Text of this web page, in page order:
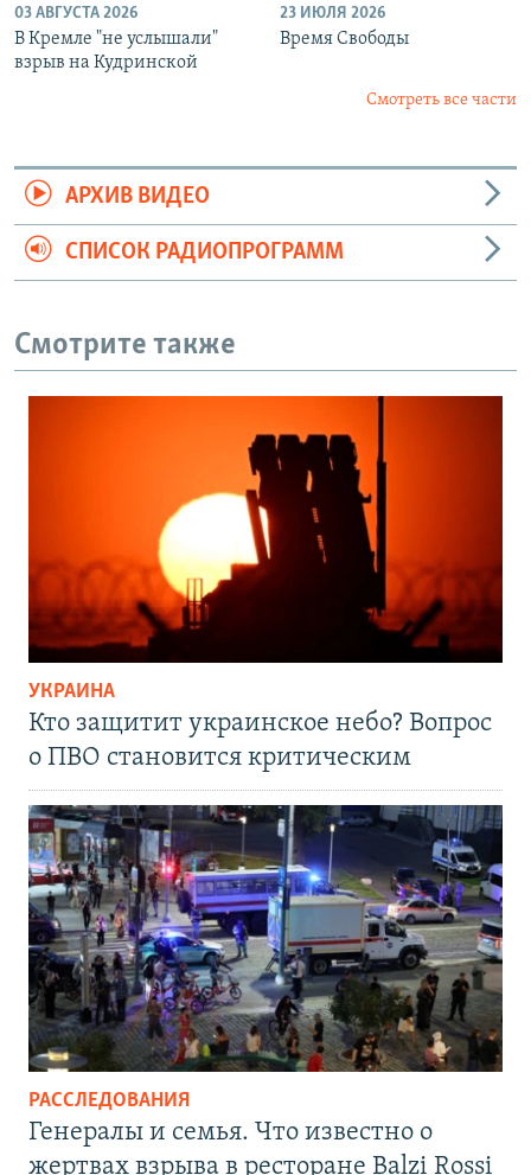
03 АВГУСТА 2026
В Кремле "не услышали"
взрыв на Кудринской
23 ИЮЛЯ 2026
Время Свободы
Смотреть все части
АРХИВ ВИДЕО
СПИСОК РАДИОПРОГРАММ
Смотрите также
УКРАИНА
Кто защитит украинское небо? Вопрос
о ПВО становится критическим
РАССЛЕДОВАНИЯ
Генералы и семья. Что известно о
жертвах взрыва в ресторане Balzi Rossi